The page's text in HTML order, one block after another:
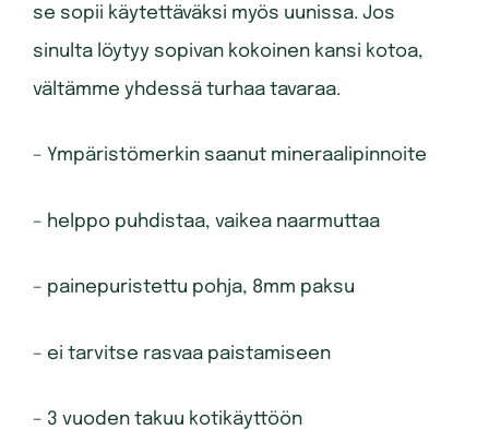
se sopii käytettäväksi myös uunissa. Jos
sinulta löytyy sopivan kokoinen kansi kotoa,
vältämme yhdessä turhaa tavaraa.
– Ympäristömerkin saanut mineraalipinnoite
– helppo puhdistaa, vaikea naarmuttaa
– painepuristettu pohja, 8mm paksu
– ei tarvitse rasvaa paistamiseen
– 3 vuoden takuu kotikäyttöön